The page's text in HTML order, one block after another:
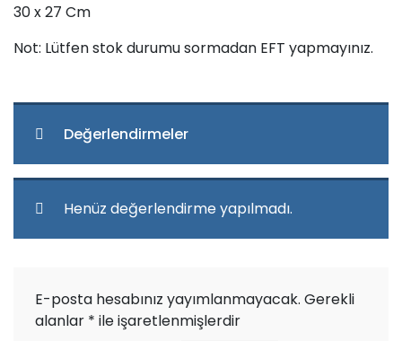
30 x 27 Cm
Not: Lütfen stok durumu sormadan EFT yapmayınız.
Değerlendirmeler
Henüz değerlendirme yapılmadı.
E-posta hesabınız yayımlanmayacak. Gerekli
alanlar * ile işaretlenmişlerdir